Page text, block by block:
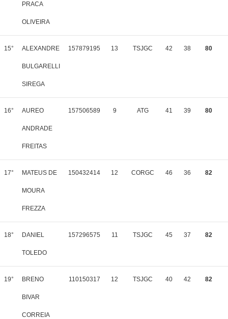
PRACA
OLIVEIRA
15° ALEXANDRE
BULGARELLI
SIREGA
157879195 13 TSJGC 42 38 80
16° AUREO
ANDRADE
FREITAS
157506589 9 ATG 41 39 80
17° MATEUS DE
MOURA
FREZZA
150432414 12 CORGC 46 36 82
18° DANIEL
TOLEDO
157296575 11 TSJGC 45 37 82
19° BRENO
BIVAR
CORREIA
110150317 12 TSJGC 40 42 82